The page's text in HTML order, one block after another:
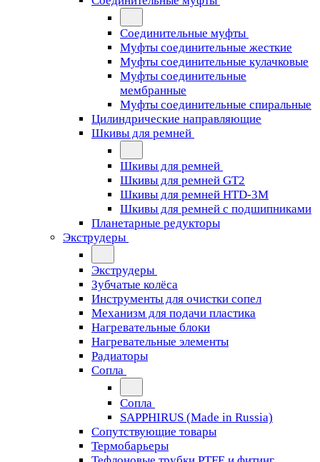
Соединительные муфты
Муфты соединительные жесткие
Муфты соединительные кулачковые
Муфты соединительные
мембранные
Муфты соединительные спиральные
Цилиндрические направляющие
Шкивы для ремней
Шкивы для ремней
Шкивы для ремней GT2
Шкивы для ремней HTD-3M
Шкивы для ремней с подшипниками
Планетарные редукторы
Экструдеры
Экструдеры
Зубчатые колёса
Инструменты для очистки сопел
Механизм для подачи пластика
Нагревательные блоки
Нагревательные элементы
Радиаторы
Сопла
Сопла
SAPPHIRUS (Made in Russia)
Сопутствующие товары
Термобарьеры